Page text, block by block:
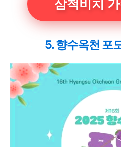
삼척비치
5. 향수옥천 포